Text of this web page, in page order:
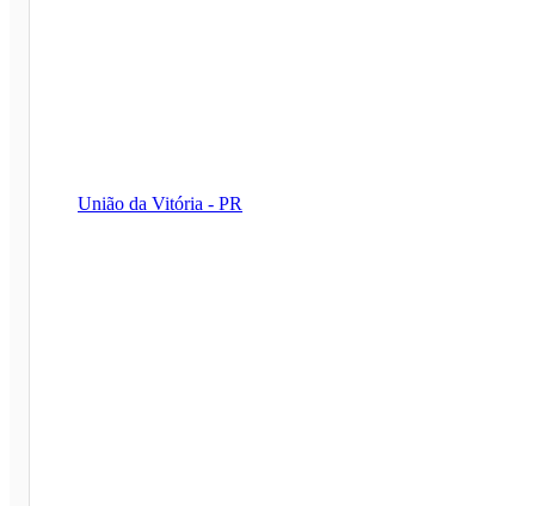
União da Vitória - PR